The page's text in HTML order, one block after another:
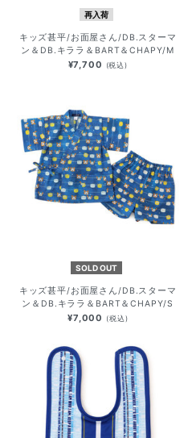
再入荷
キッズ甚平/お面屋さん/DB.スターマ
ン＆DB.キララ＆BART＆CHAPY/M
¥7,700 (税込)
SOLD OUT
キッズ甚平/お面屋さん/DB.スターマ
ン＆DB.キララ＆BART＆CHAPY/S
¥7,000 (税込)